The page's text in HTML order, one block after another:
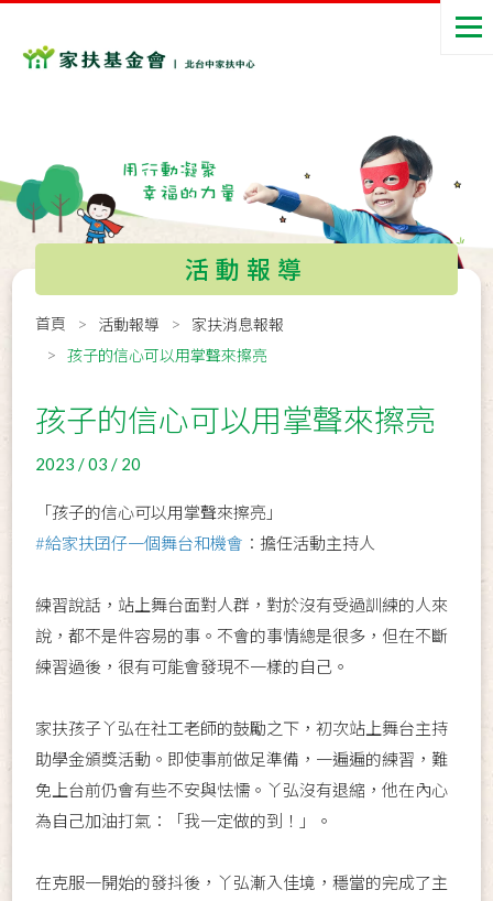
活動報導
首頁 活動報導
家扶消息報報
孩子的信心可以用掌聲來擦亮
孩子的信心可以用掌聲來擦亮
2023 / 03 / 20
「孩子的信心可以用掌聲來擦亮」
#給家扶囝仔一個舞台和機會 ：擔任活動主持人
練習說話，站上舞台面對人群，對於沒有受過訓練的人來
說，都不是件容易的事。不會的事情總是很多，但在不斷
練習過後，很有可能會發現不一樣的自己。
家扶孩子丫弘在社工老師的鼓勵之下，初次站上舞台主持
助學金頒獎活動。即使事前做足準備，一遍遍的練習，難
免上台前仍會有些不安與怯懦。丫弘沒有退縮，他在內心
為自己加油打氣：「我一定做的到！」。
在克服一開始的發抖後，丫弘漸入佳境，穩當的完成了主